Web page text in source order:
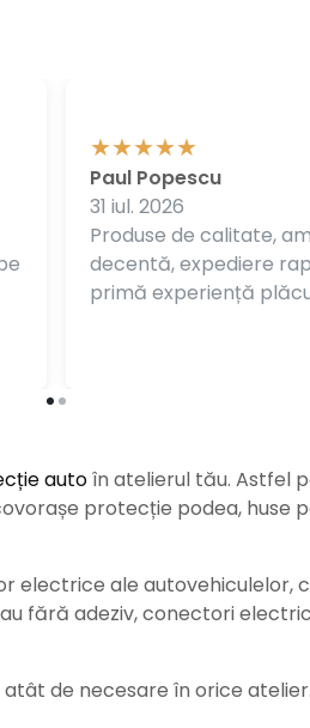
Produse de calitate,
decentă, expediere
primă experiență
Paul Popescu
31 iul. 2026
autoîn atelierul tău. Astfel
protecție podea, huse
electrice ale autovehiculelor,
adeziv, conectori
de necesare în orice